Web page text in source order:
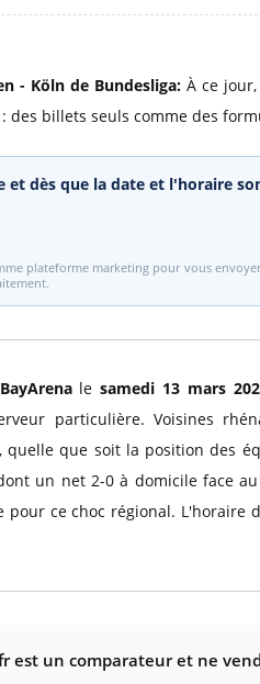
- Köln de Bundesliga: À ce jour,
billets seuls comme des
et dès que la date et l'horaire
plateforme marketing pour vous
BayArenalesamedi 13 mars
particulière. Voisines
que soit la position des
un net 2-0 à domicile face
ce choc régional.
est un comparateur et ne